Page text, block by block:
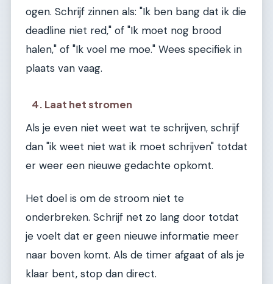
ogen. Schrijf zinnen als: "Ik ben bang dat ik die
deadline niet red," of "Ik moet nog brood
halen," of "Ik voel me moe." Wees specifiek in
plaats van vaag.
4. Laat het stromen
Als je even niet weet wat te schrijven, schrijf
dan "ik weet niet wat ik moet schrijven" totdat
er weer een nieuwe gedachte opkomt.
Het doel is om de stroom niet te
onderbreken. Schrijf net zo lang door totdat
je voelt dat er geen nieuwe informatie meer
naar boven komt. Als de timer afgaat of als je
klaar bent, stop dan direct.